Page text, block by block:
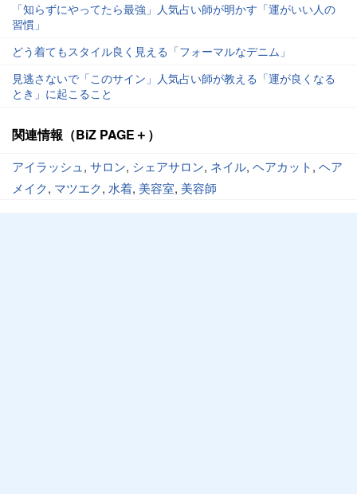
「知らずにやってたら最強」人気占い師が明かす「運がいい人の
習慣」
どう着てもスタイル良く見える「フォーマルなデニム」
見逃さないで「このサイン」人気占い師が教える「運が良くなる
とき」に起こること
関連情報（BiZ PAGE＋）
アイラッシュ, サロン, シェアサロン, ネイル, ヘアカット, ヘア
メイク, マツエク, 水着, 美容室, 美容師